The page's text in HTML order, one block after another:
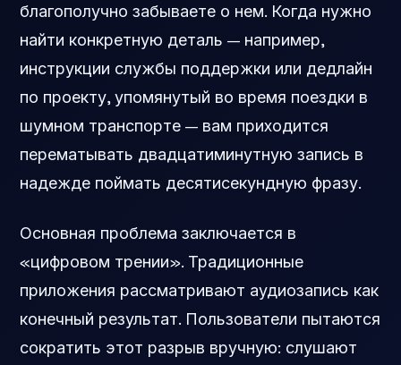
благополучно забываете о нем. Когда нужно
найти конкретную деталь — например,
инструкции службы поддержки или дедлайн
по проекту, упомянутый во время поездки в
шумном транспорте — вам приходится
перематывать двадцатиминутную запись в
надежде поймать десятисекундную фразу.
Основная проблема заключается в
«цифровом трении». Традиционные
приложения рассматривают аудиозапись как
конечный результат. Пользователи пытаются
сократить этот разрыв вручную: слушают